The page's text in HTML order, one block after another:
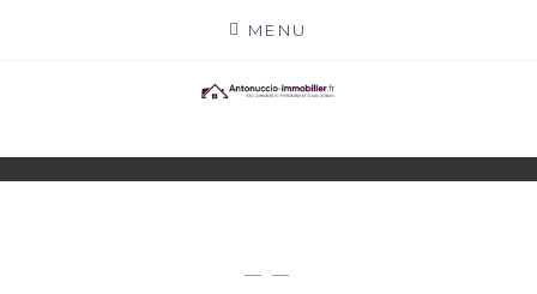
MENU
ANTONUCCIO-
IMMOBILIER.FR
ACTEURS
— —